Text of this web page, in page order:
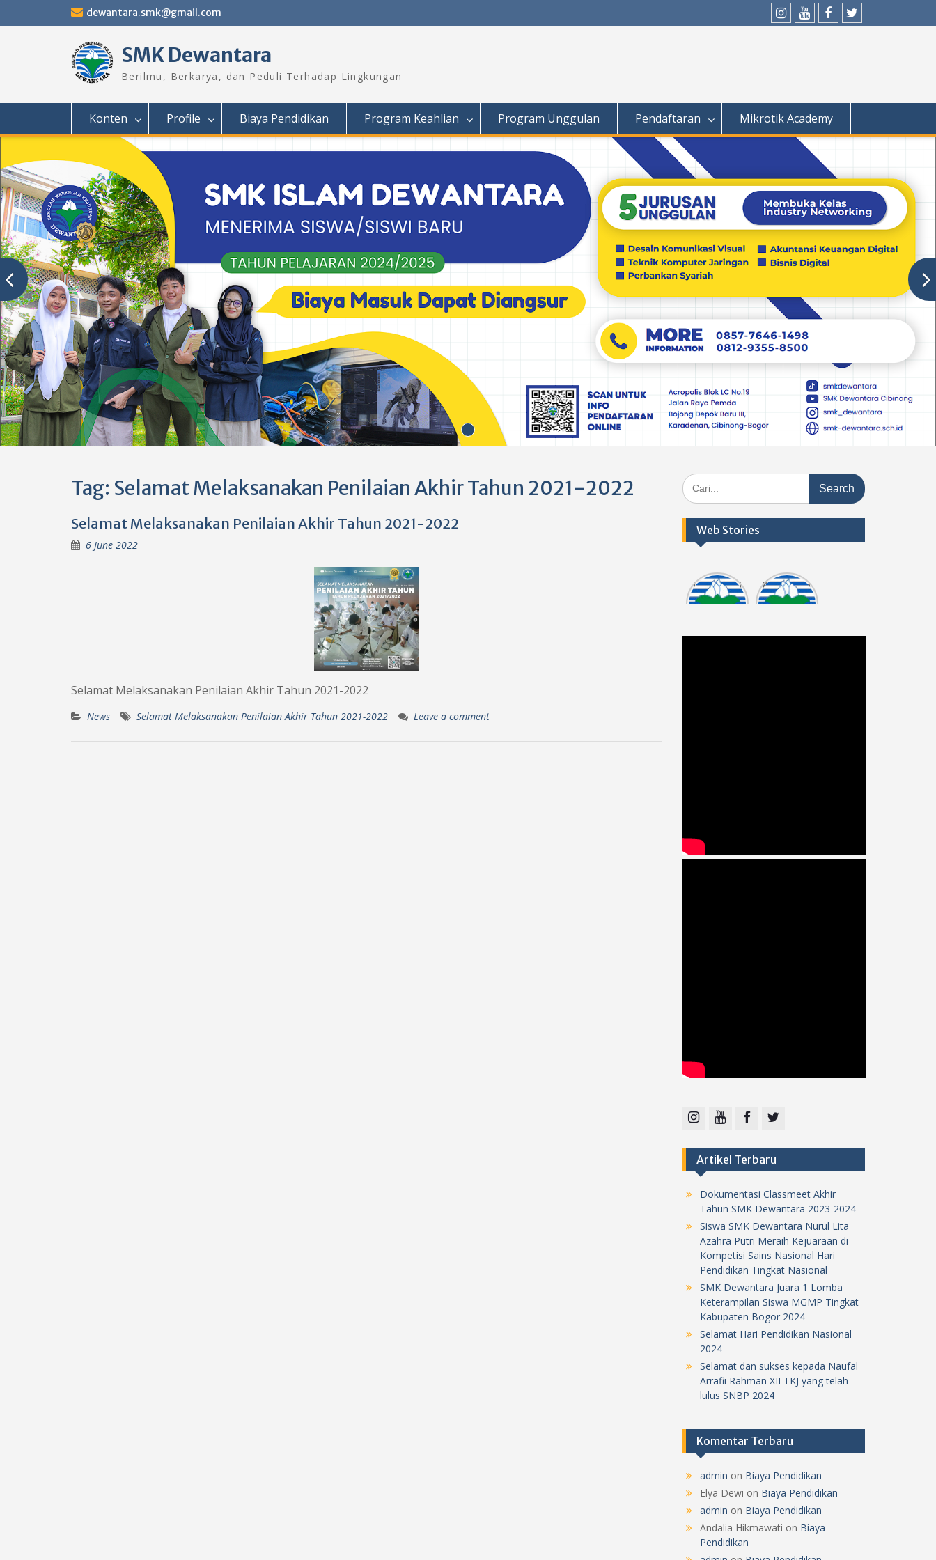
dewantara.smk@gmail.com
Instagram
YoutubeFacebook
Twitter
SMK Dewantara
Berilmu, Berkarya, dan Peduli Terhadap Lingkungan
Konten Profile Biaya Pendidikan Program Keahlian Program Unggulan Pendaftaran Mikrotik Academy
Tag: Selamat Melaksanakan Penilaian Akhir Tahun 2021-2022
Selamat Melaksanakan Penilaian Akhir Tahun 2021-2022
6 June 2022
Selamat Melaksanakan Penilaian Akhir Tahun 2021-2022
News Selamat Melaksanakan Penilaian Akhir Tahun 2021-2022 Leave a comment
Search
for:
Web Stories
Informasi
Dokumen
tasi
Artikel Terbaru
Dokumentasi Classmeet Akhir
Tahun SMK Dewantara 2023-2024
Siswa SMK Dewantara Nurul Lita
Azahra Putri Meraih Kejuaraan di
Kompetisi Sains Nasional Hari
Pendidikan Tingkat Nasional
SMK Dewantara Juara 1 Lomba
Keterampilan Siswa MGMP Tingkat
Kabupaten Bogor 2024
Selamat Hari Pendidikan Nasional
2024
Selamat dan sukses kepada Naufal
Arrafii Rahman XII TKJ yang telah
lulus SNBP 2024
Komentar Terbaru
admin on Biaya Pendidikan
Elya Dewi on Biaya Pendidikan
admin on Biaya Pendidikan
Andalia Hikmawati on Biaya
Pendidikan